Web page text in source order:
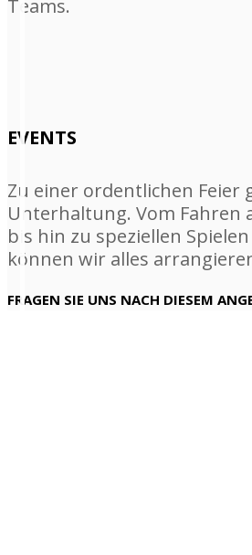
Teams.
EVENTS
Zu einer ordentlichen Feier
Unterhaltung. Vom Fahren
bis hin zu speziellen
können wir alles
FRAGEN SIE UNS NACH DIESEM